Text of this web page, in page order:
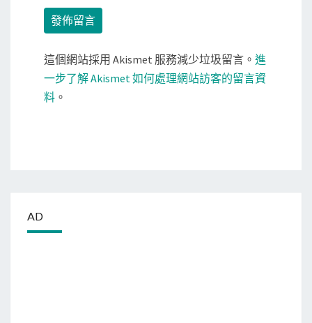
這個網站採用 Akismet 服務減少垃圾留言。 進
一步了解 Akismet 如何處理網站訪客的留言資
料 。
AD